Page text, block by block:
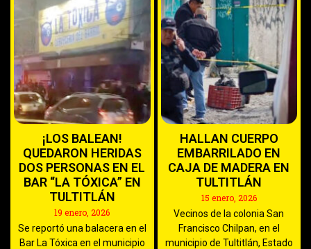
¡LOS BALEAN!
QUEDARON HERIDAS
DOS PERSONAS EN EL
BAR “LA TÓXICA” EN
TULTITLÁN
19 enero, 2026
Se reportó una balacera en el
Bar La Tóxica en el municipio
HALLAN CUERPO
EMBARRILADO EN
CAJA DE MADERA EN
TULTITLÁN
15 enero, 2026
Vecinos de la colonia San
Francisco Chilpan, en el
municipio de Tultitlán, Estado